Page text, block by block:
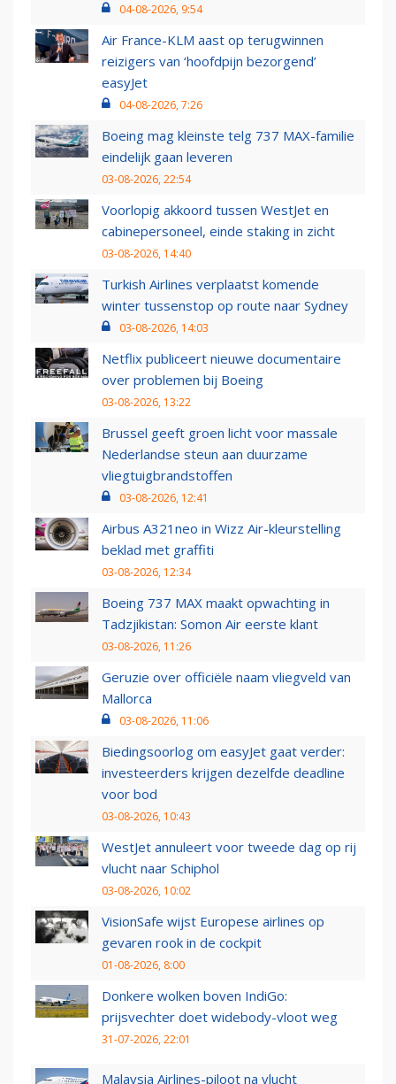
04-08-2026, 9:54
Air France-KLM aast op terugwinnen
reizigers van ‘hoofdpijn bezorgend’
easyJet
04-08-2026, 7:26
Boeing mag kleinste telg 737 MAX-familie
eindelijk gaan leveren
03-08-2026, 22:54
Voorlopig akkoord tussen WestJet en
cabinepersoneel, einde staking in zicht
03-08-2026, 14:40
Turkish Airlines verplaatst komende
winter tussenstop op route naar Sydney
03-08-2026, 14:03
Netflix publiceert nieuwe documentaire
over problemen bij Boeing
03-08-2026, 13:22
Brussel geeft groen licht voor massale
Nederlandse steun aan duurzame
vliegtuigbrandstoffen
03-08-2026, 12:41
Airbus A321neo in Wizz Air-kleurstelling
beklad met graffiti
03-08-2026, 12:34
Boeing 737 MAX maakt opwachting in
Tadzjikistan: Somon Air eerste klant
03-08-2026, 11:26
Geruzie over officiële naam vliegveld van
Mallorca
03-08-2026, 11:06
Biedingsoorlog om easyJet gaat verder:
investeerders krijgen dezelfde deadline
voor bod
03-08-2026, 10:43
WestJet annuleert voor tweede dag op rij
vlucht naar Schiphol
03-08-2026, 10:02
VisionSafe wijst Europese airlines op
gevaren rook in de cockpit
01-08-2026, 8:00
Donkere wolken boven IndiGo:
prijsvechter doet widebody-vloot weg
31-07-2026, 22:01
Malaysia Airlines-piloot na vlucht